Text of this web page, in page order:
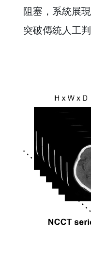
阻塞，系統展
突破傳統人工判